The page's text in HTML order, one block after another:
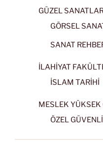
GÜZEL
GÖRSEL
SANAT
İLAHİYAT
İSLAM TARİHİ
MESLEK YÜKSEK
ÖZEL